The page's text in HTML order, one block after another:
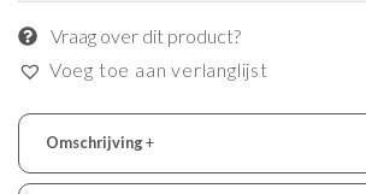
Vraag over dit product?
Voeg toe aan verlanglijst
Omschrijving+